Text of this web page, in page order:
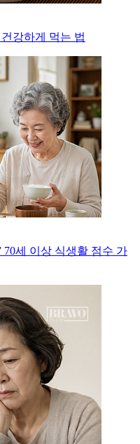
강하게 먹는 법
70세 이상 식생활 점수 가